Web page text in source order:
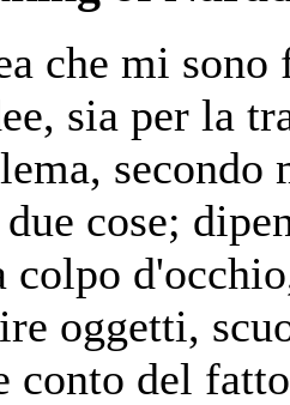
che mi
sia per la
secondo
cose;
colpo
oggetti,
conto del